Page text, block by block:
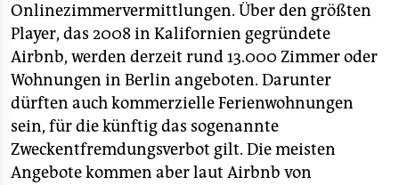
Onlinezimmervermittlungen. Über den größten
Player, das 2008 in Kalifornien gegründete
Airbnb, werden derzeit rund 13.000 Zimmer oder
Wohnungen in Berlin angeboten. Darunter
dürften auch kommerzielle Ferienwohnungen
sein, für die künftig das sogenannte
Zweckentfremdungsverbot gilt. Die meisten
Angebote kommen aber laut Airbnb von